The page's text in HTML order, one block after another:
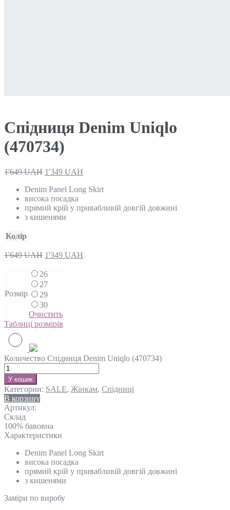
Спідниця Denim Uniqlo
(470734)
1'649UAH 1'349 UAH
Denim Panel Long Skirt
висока посадка
прямий крій у привабливій довгій довжині
з кишенями
Колір
1'649UAH 1'349 UAH
Розмір
26
27
29
30
Очистить
Таблиці розмірів
Количество Спідниця Denim Uniqlo (470734)
У кошик
Категории: SALE, Жінкам, Спідниці
В корзину
Артикул:
Склад
100% бавовна
Характеристики
Denim Panel Long Skirt
висока посадка
прямий крій у привабливій довгій довжині
з кишенями
Замiри по виробу